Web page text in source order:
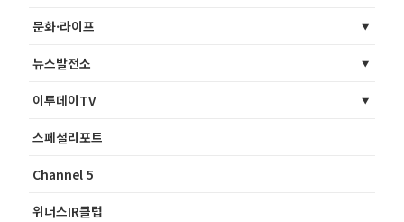
문화·라이프
뉴스발전소
이투데이TV
스페셜리포트
Channel 5
위너스IR클럽